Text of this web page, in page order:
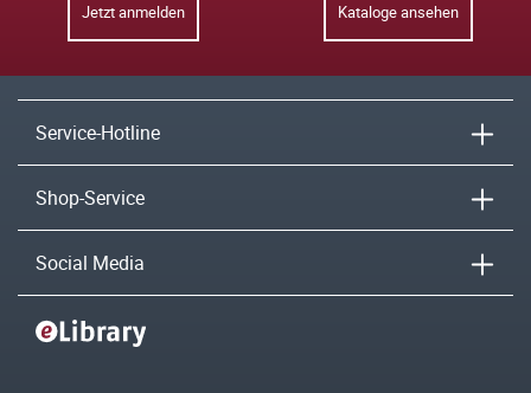
Jetzt anmelden Kataloge ansehen
Service-Hotline
Shop-Service
Social Media